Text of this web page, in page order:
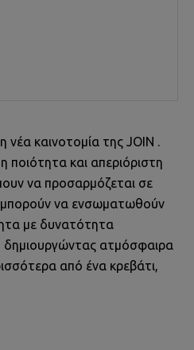
νέα καινοτομία της JOIN .
και απεριόριστη
να προσαρμόζεται σε
να ενσωματωθούν
με δυνατότητα
ατμόσφαιρα
από ένα κρεβάτι,